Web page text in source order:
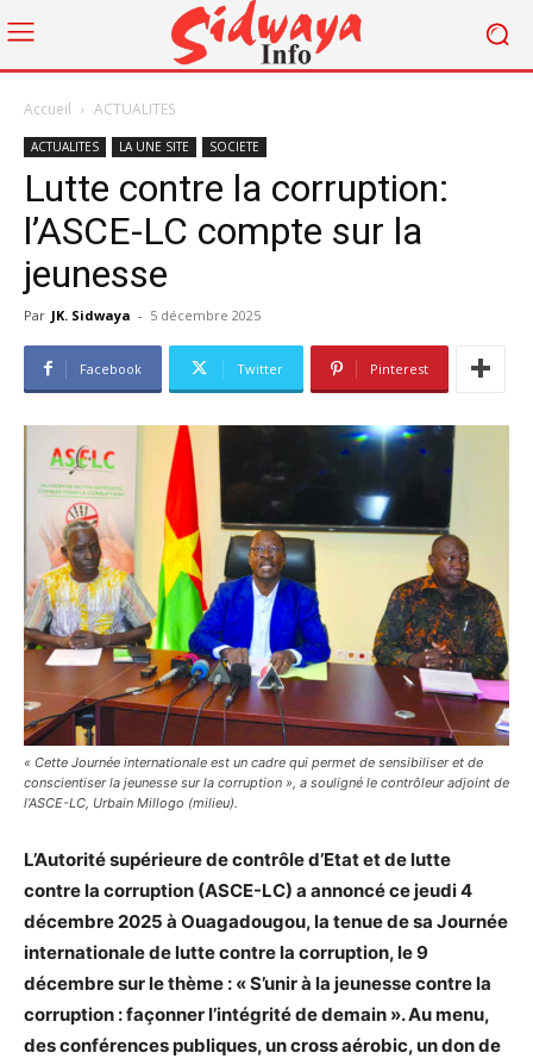
Accueil ACTUALITES
ACTUALITES LA UNE SITE SOCIETE
Lutte contre la corruption:
l’ASCE-LC compte sur la
jeunesse
Par JK. Sidwaya - 5 décembre 2025
Facebook Twitter Pinterest
« Cette Journée internationale est un cadre qui permet de sensibiliser et de
conscientiser la jeunesse sur la corruption », a souligné le contrôleur adjoint de
l’ASCE-LC, Urbain Millogo (milieu).
L’Autorité supérieure de contrôle d’Etat et de lutte
contre la corruption (ASCE-LC) a annoncé ce jeudi 4
décembre 2025 à Ouagadougou, la tenue de sa Journée
internationale de lutte contre la corruption, le 9
décembre sur le thème : « S’unir à la jeunesse contre la
corruption : façonner l’intégrité de demain ». Au menu,
des conférences publiques, un cross aérobic, un don de